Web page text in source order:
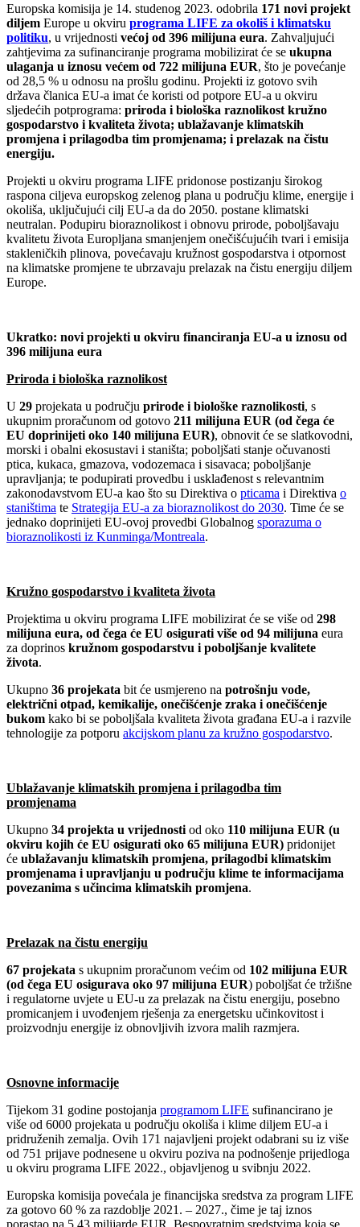
Europska komisija je 14. studenog 2023. odobrila 171 novi projekt
diljem Europe u okviru programa LIFE za okoliš i klimatsku
politiku, u vrijednosti većoj od 396 milijuna eura. Zahvaljujući
zahtjevima za sufinanciranje programa mobilizirat će se ukupna
ulaganja u iznosu većem od 722 milijuna EUR, što je povećanje
od 28,5 % u odnosu na prošlu godinu. Projekti iz gotovo svih
država članica EU-a imat će koristi od potpore EU-a u okviru
sljedećih potprograma: priroda i biološka raznolikost kružno
gospodarstvo i kvaliteta života; ublažavanje klimatskih
promjena i prilagodba tim promjenama; i prelazak na čistu
energiju.
Projekti u okviru programa LIFE pridonose postizanju širokog
raspona ciljeva europskog zelenog plana u području klime, energije i
okoliša, uključujući cilj EU-a da do 2050. postane klimatski
neutralan. Podupiru bioraznolikost i obnovu prirode, poboljšavaju
kvalitetu života Europljana smanjenjem onečišćujućih tvari i emisija
stakleničkih plinova, povećavaju kružnost gospodarstva i otpornost
na klimatske promjene te ubrzavaju prelazak na čistu energiju diljem
Europe.
Ukratko: novi projekti u okviru financiranja EU-a u iznosu od
396 milijuna eura
Priroda i biološka raznolikost
U 29 projekata u području prirode i biološke raznolikosti, s
ukupnim proračunom od gotovo 211 milijuna EUR (od čega će
EU doprinijeti oko 140 milijuna EUR), obnovit će se slatkovodni,
morski i obalni ekosustavi i staništa; poboljšati stanje očuvanosti
ptica, kukaca, gmazova, vodozemaca i sisavaca; poboljšanje
upravljanja; te podupirati provedbu i usklađenost s relevantnim
zakonodavstvom EU-a kao što su Direktiva o pticama i Direktiva o
staništima te Strategija EU-a za bioraznolikost do 2030. Time će se
jednako doprinijeti EU-ovoj provedbi Globalnog sporazuma o
bioraznolikosti iz Kunminga/Montreala.
Kružno gospodarstvo i kvaliteta života
Projektima u okviru programa LIFE mobilizirat će se više od 298
milijuna eura, od čega će EU osigurati više od 94 milijuna eura
za doprinos kružnom gospodarstvu i poboljšanje kvalitete
života.
Ukupno 36 projekata bit će usmjereno na potrošnju vode,
električni otpad, kemikalije, onečišćenje zraka i onečišćenje
bukom kako bi se poboljšala kvaliteta života građana EU-a i razvile
tehnologije za potporu akcijskom planu za kružno gospodarstvo.
Ublažavanje klimatskih promjena i prilagodba tim
promjenama
Ukupno 34 projekta u vrijednosti od oko 110 milijuna EUR (u
okviru kojih će EU osigurati oko 65 milijuna EUR) pridonijet
će ublažavanju klimatskih promjena, prilagodbi klimatskim
promjenama i upravljanju u području klime te informacijama
povezanima s učincima klimatskih promjena.
Prelazak na čistu energiju
67 projekata s ukupnim proračunom većim od 102 milijuna EUR
(od čega EU osigurava oko 97 milijuna EUR) poboljšat će tržišne
i regulatorne uvjete u EU-u za prelazak na čistu energiju, posebno
promicanjem i uvođenjem rješenja za energetsku učinkovitost i
proizvodnju energije iz obnovljivih izvora malih razmjera.
Osnovne informacije
Tijekom 31 godine postojanja programom LIFE sufinancirano je
više od 6000 projekata u području okoliša i klime diljem EU-a i
pridruženih zemalja. Ovih 171 najavljeni projekt odabrani su iz više
od 751 prijave podnesene u okviru poziva na podnošenje prijedloga
u okviru programa LIFE 2022., objavljenog u svibnju 2022.
Europska komisija povećala je financijska sredstva za program LIFE
za gotovo 60 % za razdoblje 2021. – 2027., čime je taj iznos
porastao na 5,43 milijarde EUR. Bespovratnim sredstvima koja se